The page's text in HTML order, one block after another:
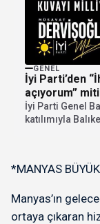
GENEL
İyi Parti’den
açıyorum”
İyi Parti Genel
katılımıyla
*MANYAS
Manyas’ın
ortaya çıkaran